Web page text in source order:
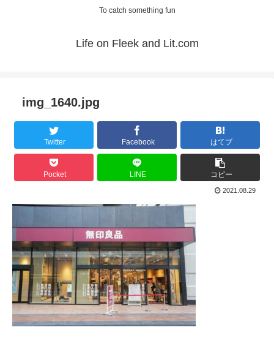
To catch something fun
Life on Fleek and Lit.com
img_1640.jpg
Twitter Facebook はてブ
Pocket LINE コピー
2021.08.29